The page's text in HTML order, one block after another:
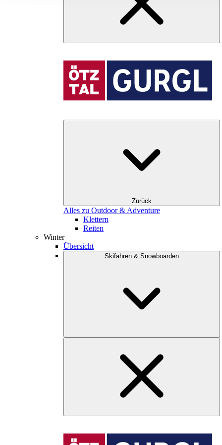
Zurück
Alles zu Outdoor & Adventure
Klettern
Reiten
Winter
Übersicht
Skifahren & Snowboarden